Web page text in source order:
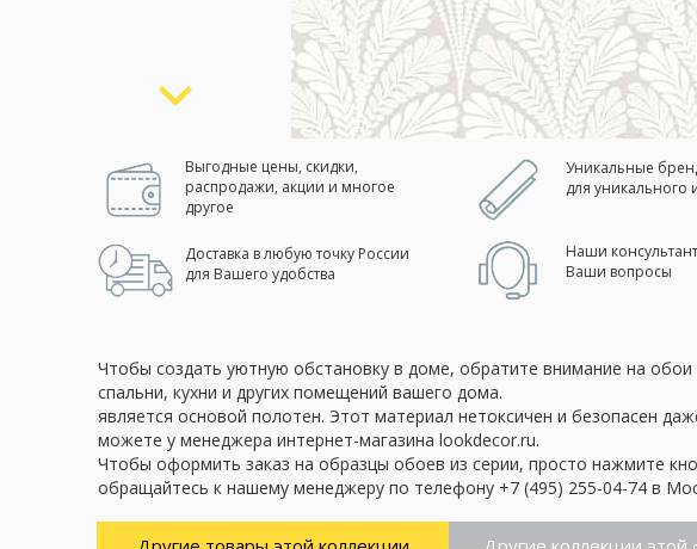
Выгодные цены, скидки,
распродажи, акции и многое
другое
Уникальные
для уникального
Доставка в любую точку России
для Вашего удобства
Наши
Ваши вопросы
Чтобы создать уютную обстановку в доме, обратите внимание на
спальни, кухни и других помещений вашего дома.
является основой полотен. Этот материал нетоксичен и безопасен
можете у менеджера интернет-магазина lookdecor.ru.
Чтобы оформить заказ на образцы обоев из серии, просто нажмите
обращайтесь к нашему менеджеру по телефону +7 (495) 255-04-74 в